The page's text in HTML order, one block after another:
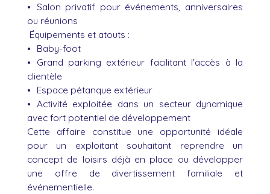
Salon privatif pour événements, anniversaires
ou réunions
Équipements et atouts :
Baby-foot
Grand parking extérieur facilitant l'accès à la
clientèle
Espace pétanque extérieur
Activité exploitée dans un secteur dynamique
avec fort potentiel de développement
Cette affaire constitue une opportunité idéale
pour un exploitant souhaitant reprendre un
concept de loisirs déjà en place ou développer
une offre de divertissement familiale et
événementielle.